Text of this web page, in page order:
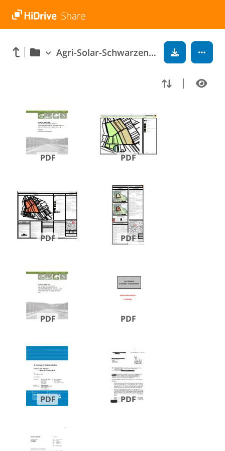
Agri-Solar-Schwarzenbach-Unterlagen elektronisches Beteiligungsverfahren